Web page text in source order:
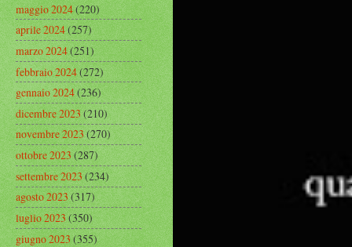
maggio 2024(220)
aprile 2024(257)
marzo 2024(251)
febbraio 2024(272)
gennaio 2024(236)
dicembre 2023(210)
novembre 2023(270)
ottobre 2023(287)
settembre 2023(234)
agosto 2023(317)
luglio 2023(350)
giugno 2023(355)